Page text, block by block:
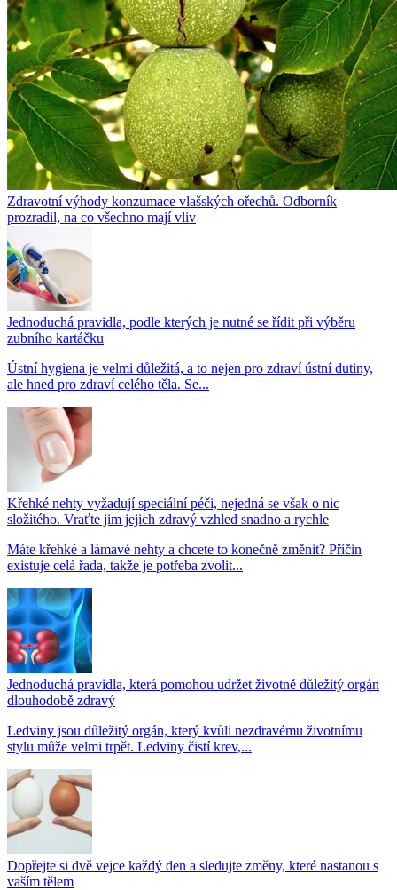
Zdravotní výhody konzumace vlašských ořechů. Odborník
prozradil, na co všechno mají vliv
Jednoduchá pravidla, podle kterých je nutné se řídit při výběru
zubního kartáčku
Ústní hygiena je velmi důležitá, a to nejen pro zdraví ústní dutiny,
ale hned pro zdraví celého těla. Se...
Křehké nehty vyžadují speciální péči, nejedná se však o nic
složitého. Vraťte jim jejich zdravý vzhled snadno a rychle
Máte křehké a lámavé nehty a chcete to konečně změnit? Příčin
existuje celá řada, takže je potřeba zvolit...
Jednoduchá pravidla, která pomohou udržet životně důležitý orgán
dlouhodobě zdravý
Ledviny jsou důležitý orgán, který kvůli nezdravému životnímu
stylu může velmi trpět. Ledviny čistí krev,...
Dopřejte si dvě vejce každý den a sledujte změny, které nastanou s
vaším tělem